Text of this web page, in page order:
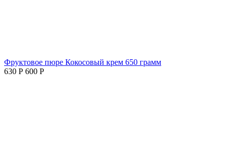
Фруктовое пюре Кокосовый крем 650 грамм
630 Р 600 Р